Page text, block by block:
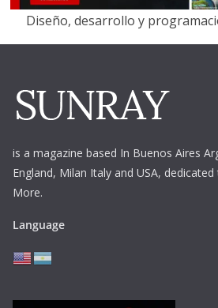
Diseño, desarrollo y
is a magazine based In Buenos Aires
England, Milan Italy and USA,
More.
Language